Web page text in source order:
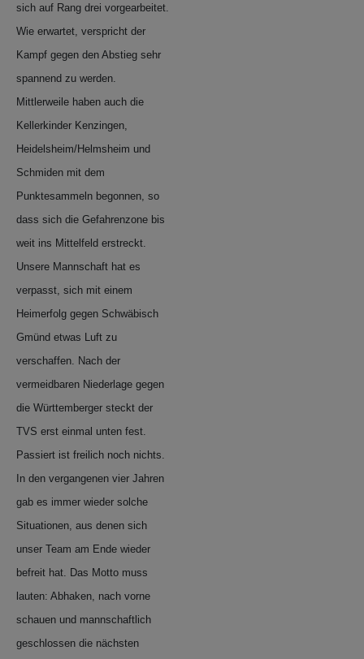
sich auf Rang drei vorgearbeitet.
Wie erwartet, verspricht der
Kampf gegen den Abstieg sehr
spannend zu werden.
Mittlerweile haben auch die
Kellerkinder Kenzingen,
Heidelsheim/Helmsheim und
Schmiden mit dem
Punktesammeln begonnen, so
dass sich die Gefahrenzone bis
weit ins Mittelfeld erstreckt.
Unsere Mannschaft hat es
verpasst, sich mit einem
Heimerfolg gegen Schwäbisch
Gmünd etwas Luft zu
verschaffen. Nach der
vermeidbaren Niederlage gegen
die Württemberger steckt der
TVS erst einmal unten fest.
Passiert ist freilich noch nichts.
In den vergangenen vier Jahren
gab es immer wieder solche
Situationen, aus denen sich
unser Team am Ende wieder
befreit hat. Das Motto muss
lauten: Abhaken, nach vorne
schauen und mannschaftlich
geschlossen die nächsten